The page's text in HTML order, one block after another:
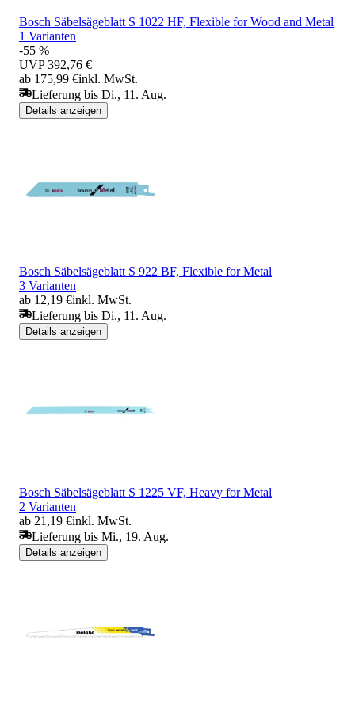
Bosch Säbelsägeblatt S 1022 HF, Flexible for Wood and Metal
1 Varianten
-55 %
UVP 392,76 €
ab 175,99 €inkl. MwSt.
Lieferung bis Di., 11. Aug.
Details anzeigen
Bosch Säbelsägeblatt S 922 BF, Flexible for Metal
3 Varianten
ab 12,19 €inkl. MwSt.
Lieferung bis Di., 11. Aug.
Details anzeigen
Bosch Säbelsägeblatt S 1225 VF, Heavy for Metal
2 Varianten
ab 21,19 €inkl. MwSt.
Lieferung bis Mi., 19. Aug.
Details anzeigen